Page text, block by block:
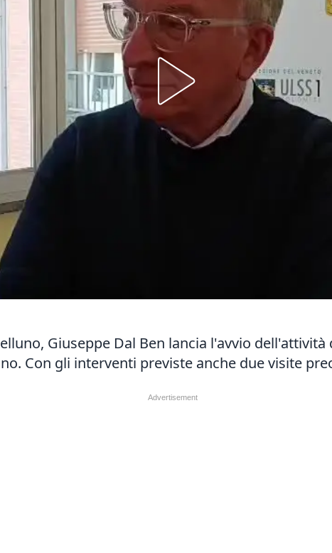
Giuseppe Dal Ben lancia l'avvio
Con gli interventi previste anche due visite